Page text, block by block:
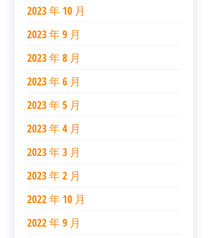
2023 年 10 月
2023 年 9 月
2023 年 8 月
2023 年 6 月
2023 年 5 月
2023 年 4 月
2023 年 3 月
2023 年 2 月
2022 年 10 月
2022 年 9 月